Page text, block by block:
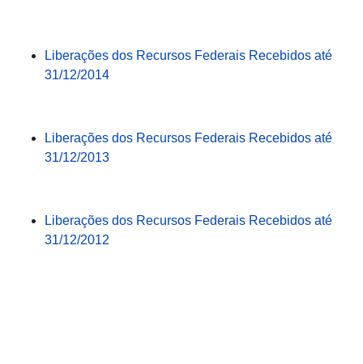
Liberações dos Recursos Federais Recebidos até
31/12/2014
Liberações dos Recursos Federais Recebidos até
31/12/2013
Liberações dos Recursos Federais Recebidos até
31/12/2012